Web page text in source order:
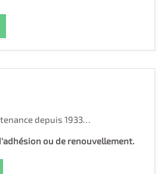
depuis 1933…
ou de renouvellement.